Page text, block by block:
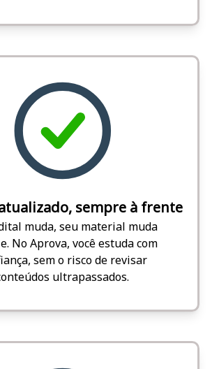
sempre à frente
muda, seu material muda
No Aprova, você estuda com
sem o risco de revisar
ultrapassados.